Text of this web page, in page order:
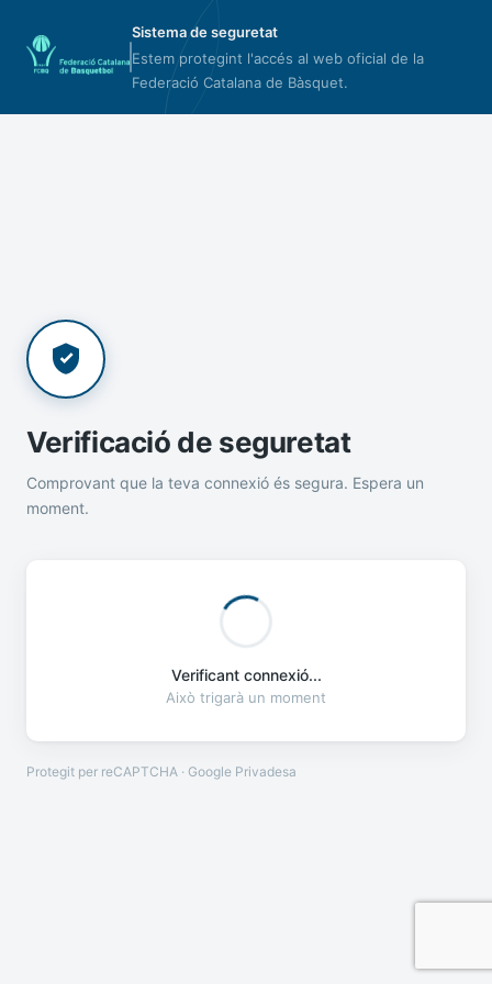
Sistema de seguretat
Estem protegint l'accés al web oficial de la
Federació Catalana de Bàsquet.
Verificació de seguretat
Comprovant que la teva connexió és segura. Espera un
moment.
Verificant connexió...
Això trigarà un moment
Protegit per reCAPTCHA · Google Privadesa